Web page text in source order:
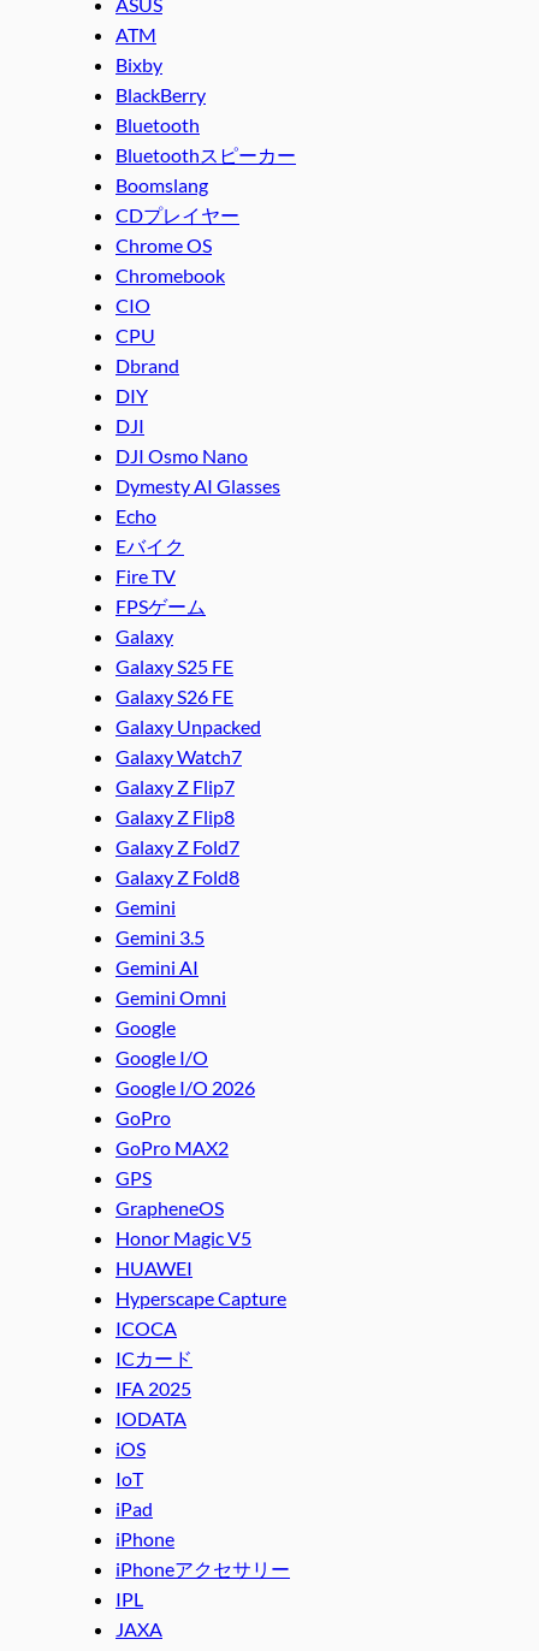
ATM
Bixby
BlackBerry
Bluetooth
Bluetoothスピーカー
Boomslang
CDプレイヤー
Chrome OS
Chromebook
CIO
CPU
Dbrand
DIY
DJI
DJI Osmo Nano
Dymesty AI Glasses
Echo
Eバイク
Fire TV
FPSゲーム
Galaxy
Galaxy S25 FE
Galaxy S26 FE
Galaxy Unpacked
Galaxy Watch7
Galaxy Z Flip7
Galaxy Z Flip8
Galaxy Z Fold7
Galaxy Z Fold8
Gemini
Gemini 3.5
Gemini AI
Gemini Omni
Google
Google I/O
Google I/O 2026
GoPro
GoPro MAX2
GPS
GrapheneOS
Honor Magic V5
HUAWEI
Hyperscape Capture
ICOCA
ICカード
IFA 2025
IODATA
iOS
IoT
iPad
iPhone
iPhoneアクセサリー
IPL
JAXA